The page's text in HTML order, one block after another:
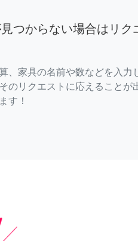
つからない場合はリク
、家具の名前や数などを入力
のリクエストに応えることが
す！